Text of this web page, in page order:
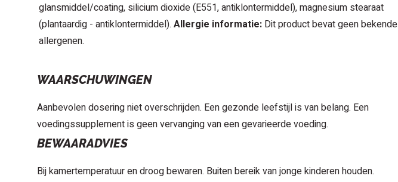
glansmiddel/coating, silicium dioxide (E551, antiklontermiddel), magnesium stearaat
(plantaardig - antiklontermiddel). Allergie informatie: Dit product bevat geen bekende
allergenen.
WAARSCHUWINGEN
Aanbevolen dosering niet overschrijden. Een gezonde leefstijl is van belang. Een
voedingssupplement is geen vervanging van een gevarieerde voeding.
BEWAARADVIES
Bij kamertemperatuur en droog bewaren. Buiten bereik van jonge kinderen houden.